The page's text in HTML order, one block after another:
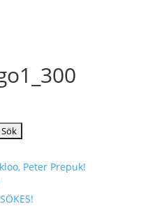
Peter Prepuk!